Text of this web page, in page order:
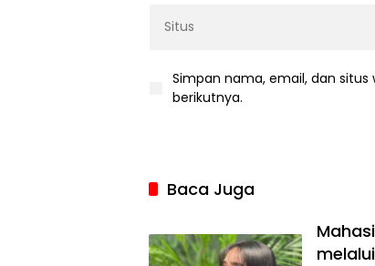
Simpan nama, email, dan
berikutnya.
Baca Juga